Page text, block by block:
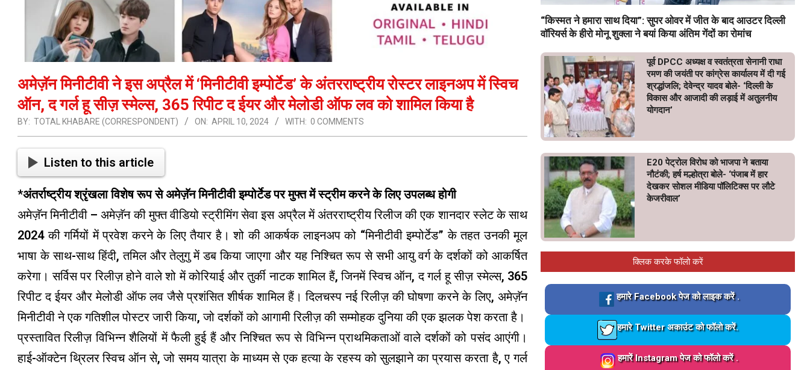
अमेज़ॅन मिनीटीवी ने इस अप्रैल में ‘मिनीटीवी इम्पोर्टेड’ के अंतरराष्ट्रीय रोस्टर लाइनअप में स्विच
ऑन, द गर्ल हू सीज़ स्मेल्स, 365 रिपीट द ईयर और मेलोडी ऑफ लव को शामिल किया है
BY: TOTAL KHABARE (CORRESPONDENT) ON: APRIL 10, 2024 WITH: 0 COMMENTS
Listen to this article
*अंतर्राष्ट्रीय श्रृंखला विशेष रूप से अमेज़ॅन मिनीटीवी इम्पोर्टेड पर मुफ्त में स्ट्रीम करने के लिए उपलब्ध होगी
अमेज़ॅन मिनीटीवी – अमेज़ॅन की मुफ्त वीडियो स्ट्रीमिंग सेवा इस अप्रैल में अंतरराष्ट्रीय रिलीज की एक शानदार स्लेट के साथ
2024 की गर्मियों में प्रवेश करने के लिए तैयार है। शो की आकर्षक लाइनअप को “मिनीटीवी इम्पोर्टेड” के तहत उनकी मूल
भाषा के साथ-साथ हिंदी, तमिल और तेलुगु में डब किया जाएगा और यह निश्चित रूप से सभी आयु वर्ग के दर्शकों को आकर्षित
करेगा। सर्विस पर रिलीज़ होने वाले शो में कोरियाई और तुर्की नाटक शामिल हैं, जिनमें स्विच ऑन, द गर्ल हू सीज़ स्मेल्स, 365
रिपीट द ईयर और मेलोडी ऑफ लव जैसे प्रशंसित शीर्षक शामिल हैं। दिलचस्प नई रिलीज़ की घोषणा करने के लिए, अमेज़ॅन
मिनीटीवी ने एक गतिशील पोस्टर जारी किया, जो दर्शकों को आगामी रिलीज़ की सम्मोहक दुनिया की एक झलक पेश करता है।
प्रस्तावित रिलीज़ विभिन्न शैलियों में फैली हुई हैं और निश्चित रूप से विभिन्न प्राथमिकताओं वाले दर्शकों को पसंद आएंगी।
हाई-ऑक्टेन थ्रिलर स्विच ऑन से, जो समय यात्रा के माध्यम से एक हत्या के रहस्य को सुलझाने का प्रयास करता है, ए गर्ल
“किस्मत ने हमारा साथ दिया”: सुपर ओवर में जीत के बाद आउटर दिल्ली
वॉरियर्स के हीरो मोनू शुक्ला ने बयां किया अंतिम गेंदों का रोमांच
पूर्व DPCC अध्यक्ष व स्वतंत्रता सेनानी राधा
रमण की जयंती पर कांग्रेस कार्यालय में दी गई
श्रद्धांजलि; देवेन्द्र यादव बोले- ‘दिल्ली के
विकास और आजादी की लड़ाई में अतुलनीय
योगदान’
E20 पेट्रोल विरोध को भाजपा ने बताया
नौटंकी; हर्ष मल्होत्रा बोले- ‘पंजाब में हार
देखकर सोशल मीडिया पॉलिटिक्स पर लौटे
केजरीवाल’
क्लिक करके फॉलो करें
Loading…
हमारे Facebook पेज को लाइक करें .
Loading…
हमारे Twitter अकाउंट को फॉलो करें.
Loading…
हमारें Instagram पेज को फॉलो करें .